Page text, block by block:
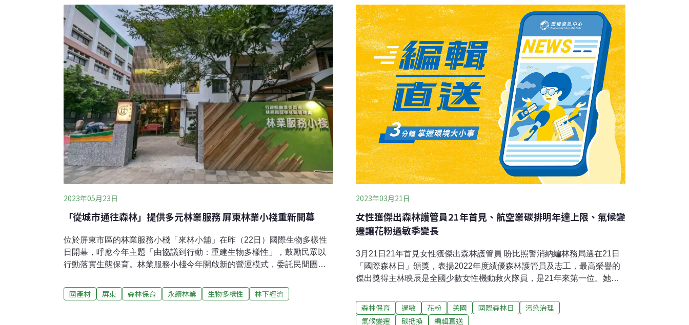
之首。復刻二峰圳 打造林後四林的靈魂和豐富生態回顧過往籌備開園和經
營歷程，林業署屏東分署長楊瑞芬表示，「林後四林歷經最初的籌備、整
建，到後來10年經營，是許多單位、跨世代接棒努力的成果。」作為國內
第三
增加了三倍，達到近200萬人次，不過園區缺少一個服務的空間，在屏東分
署積極爭取下，將第一間概念店開設於此。「山林製造展現了全台20多個
森林遊憩品牌，希望成為在地文化產業的連結，未來也會在全台各森林遊
憩區陸續展店。」國產材打造店面 精選林產品和餐飲服務概念店設計由水
越設計操刀
2023年05月23日
「從城市通往森林」提供多元林業服務 屏東林業小棧重新開幕
位於屏東市區的林業服務小棧「來林小舖」在昨（22日）國際生物多樣性
日開幕，呼應今年主題「由協議到行動：重建生物多樣性」，鼓勵民眾以
行動落實生態保育。林業服務小棧今年開啟新的營運模式，委託民間團體
表示，未來將結合淺山地區產業、國產材設計商品、生態旅遊遊程介紹
等，提供創新多元的林業服務。屏東林業服務小棧重新開幕 多元山林服務
國產材 屏東 森林保育 永續林業 生物多樣性 林下經濟
2023年03月21日
女性獲傑出森林護管員21年首見、航空業碳排明年達上限、氣候變
遷讓花粉過敏季變長
3月21日21年首見女性獲傑出森林護管員 盼比照警消納編林務局選在21日
「國際森林日」頒獎，表揚2022年度績優森林護管員及志工，最高榮譽的
傑出獎得主林映辰是全國少數女性機動救火隊員，是21年來第一位。她
鹿遭綑綁腿受困橋下 警民合力救援野放苗栗縣警察局大湖分局21日表示，
20日接獲通報苗栗縣獅潭鄉竹木橋下有梅花鹿疑似遭外力介入，4條腿被綑
森林保育 過敏 花粉 美國 國際森林日
污染治理
氣候變遷
碳抵換 編輯直送